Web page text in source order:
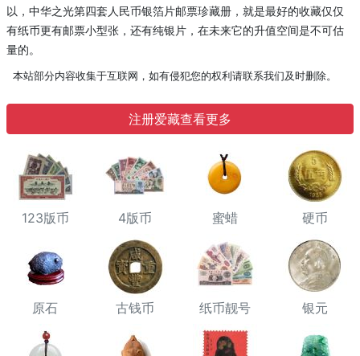
以，中华之光第四套人民币银箔片邮票珍藏册，就是最好的收藏仅仅
有纸币更有邮票小型张，还有纯银片，在未来它的升值空间是不可估
量的。
本站部分内容收集于互联网，如有侵犯您的权利请联系我们及时删除。
注册爱藏查看更多
123版币 4版币 蜜蜡 硬币
原石 古钱币 纸币靓号 银元